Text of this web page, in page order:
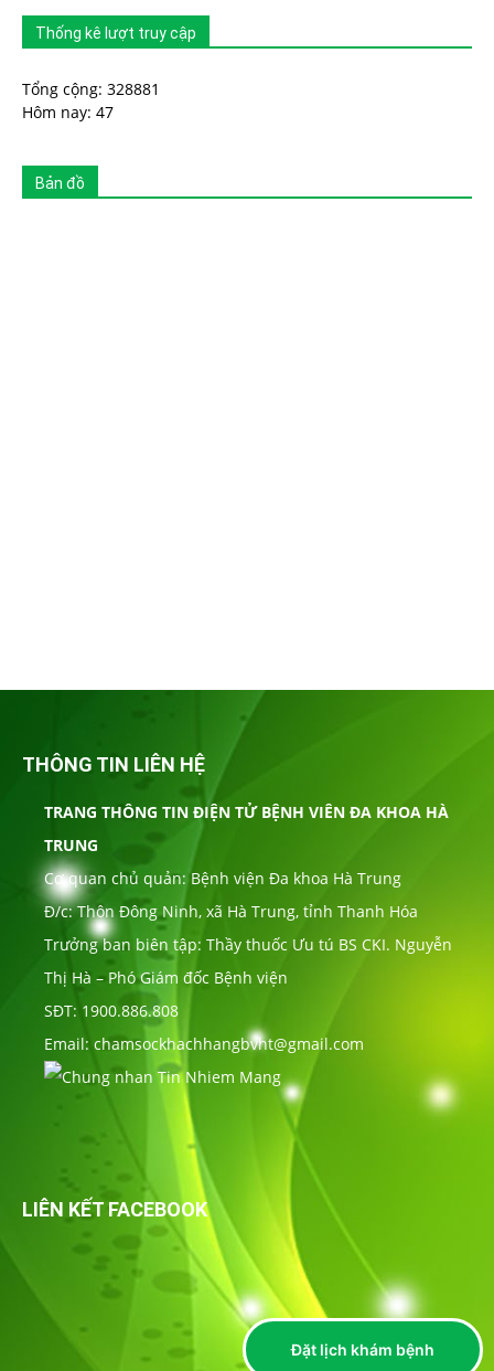
Thống kê lượt truy cập
Tổng cộng: 328881
Hôm nay: 47
Bản đồ
THÔNG TIN LIÊN HỆ
TRANG THÔNG TIN ĐIỆN TỬ BỆNH VIÊN ĐA KHOA HÀ
TRUNG
Cơ quan chủ quản: Bệnh viện Đa khoa Hà Trung
Đ/c: Thôn Đông Ninh, xã Hà Trung, tỉnh Thanh Hóa
Trưởng ban biên tập: Thầy thuốc Ưu tú BS CKI. Nguyễn
Thị Hà – Phó Giám đốc Bệnh viện
SĐT: 1900.886.808
Email: chamsockhachhangbvht@gmail.com
LIÊN KẾT FACEBOOK
Đặt lịch khám bệnh